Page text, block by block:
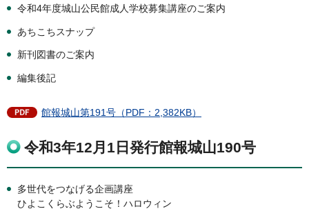
令和4年度城山公民館成人学校募集講座のご案内
あちこちスナップ
新刊図書のご案内
編集後記
館報城山第191号（PDF：2,382KB）
令和3年12月1日発行館報城山190号
多世代をつなげる企画講座
ひよこくらぶようこそ！ハロウィン